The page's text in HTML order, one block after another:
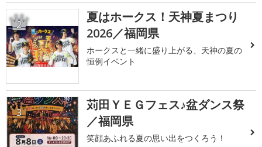
2
夏はホークス！天神夏まつり
2026／福岡県
ホークスと一緒に盛り上がる、天神の夏の
恒例イベント
3
苅田ＹＥＧフェス♪盆ダンス祭
／福岡県
笑顔あふれる夏の思い出をつくろう！